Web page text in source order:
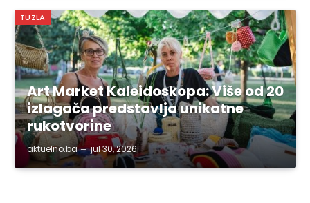
TUZLA
Art Market Kaleidoskopa: Više od 20
izlagača predstavlja unikatne
rukotvorine
aktuelno.ba jul 30, 2026